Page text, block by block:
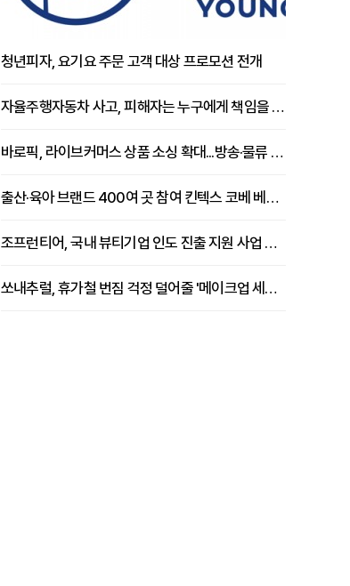
청년피자, 요기요 주문 고객 대상 프로모션 전개
자율주행자동차 사고, 피해자는 누구에게 책임을 물을 수 있을까
바로픽, 라이브커머스 상품 소싱 확대...방송·물류 원스톱 지원 강화
출산·육아 브랜드 400여 곳 참여 킨텍스 코베 베이비페어 개막
조프런티어, 국내 뷰티기업 인도 진출 지원 사업 추진
쏘내추럴, 휴가철 번짐 걱정 덜어줄 '메이크업 세팅 멀티 매직 실러' 제안